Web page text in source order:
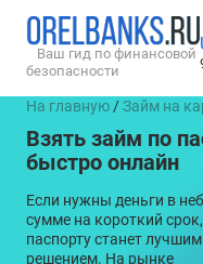
Ваш гид по финансовой
безопасности
На главную /Займ на
Взять займ по
быстро онлайн
Если нужны деньги в
сумме на короткий
паспорту станет лучшим
решением. На рынке